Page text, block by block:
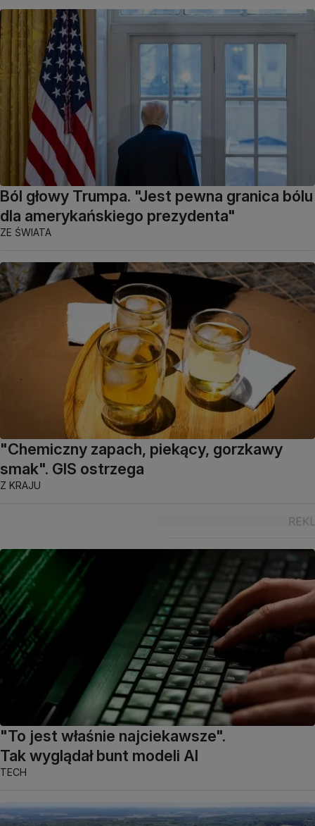
Ból głowy Trumpa. "Jest pewna granica bólu
dla amerykańskiego prezydenta"
ZE ŚWIATA
"Chemiczny zapach, piekący, gorzkawy
smak". GIS ostrzega
Z KRAJU
"To jest właśnie najciekawsze".
Tak wyglądał bunt modeli AI
TECH